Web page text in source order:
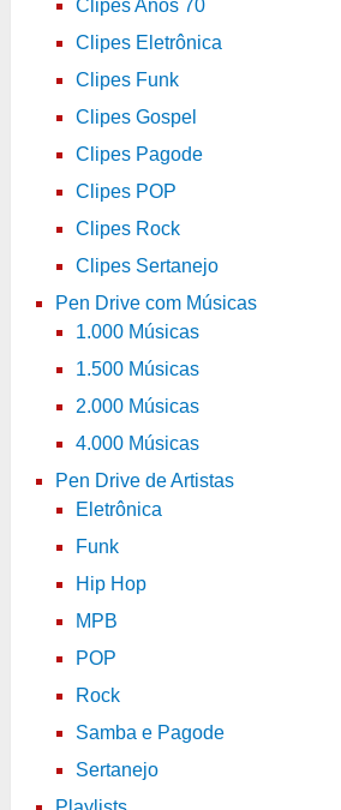
Clipes Anos 70
Clipes Eletrônica
Clipes Funk
Clipes Gospel
Clipes Pagode
Clipes POP
Clipes Rock
Clipes Sertanejo
Pen Drive com Músicas
1.000 Músicas
1.500 Músicas
2.000 Músicas
4.000 Músicas
Pen Drive de Artistas
Eletrônica
Funk
Hip Hop
MPB
POP
Rock
Samba e Pagode
Sertanejo